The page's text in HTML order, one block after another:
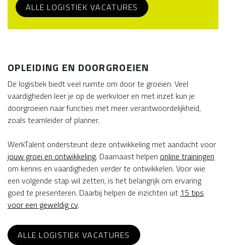
ALLE LOGISTIEK VACATURES
OPLEIDING EN DOORGROEIEN
De logistiek biedt veel ruimte om door te groeien. Veel
vaardigheden leer je op de werkvloer en met inzet kun je
doorgroeien naar functies met meer verantwoordelijkheid,
zoals teamleider of planner.
WerkTalent ondersteunt deze ontwikkeling met aandacht voor
jouw groei en ontwikkeling. Daarnaast helpen online trainingen
om kennis en vaardigheden verder te ontwikkelen. Voor wie
een volgende stap wil zetten, is het belangrijk om ervaring
goed te presenteren. Daarbij helpen de inzichten uit 15 tips
voor een geweldig cv.
ALLE LOGISTIEK VACATURES